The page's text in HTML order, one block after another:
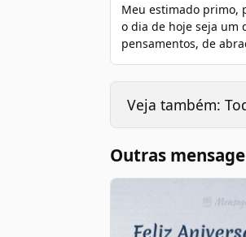
Meu estimado primo,
o dia de hoje seja um
pensamentos, de
Veja também:
Outras